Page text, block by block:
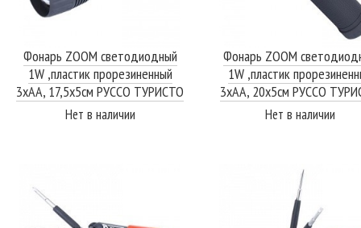
Фонарь ZOOM светодиодный
1W ,пластик прорезиненный
3хАА, 17,5х5см РУССО ТУРИСТО
Нет в наличии
Фонарь ZOOM
1W ,пластик
3хАА, 20х5см РУССО
Нет в наличии